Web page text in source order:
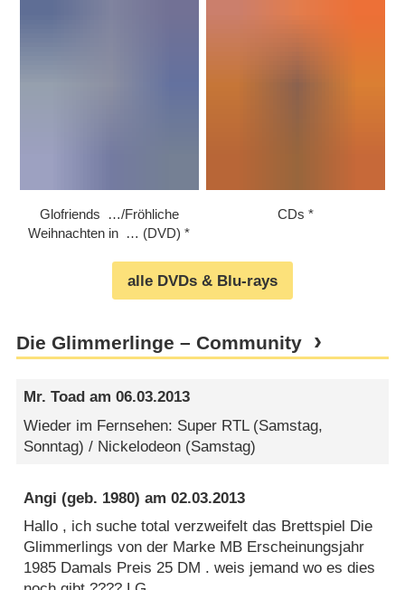
Glofriends …/​​Fröhliche
Weihnachten in … (DVD)
CDs
alle DVDs & Blu-rays
Die Glimmerlinge – Community
Mr. Toad am06.03.2013
Wieder im Fernsehen: Super RTL (Samstag,
Sonntag) / Nickelodeon (Samstag)
Angi (geb. 1980) am02.03.2013
Hallo , ich suche total verzweifelt das Brettspiel Die
Glimmerlings von der Marke MB Erscheinungsjahr
1985 Damals Preis 25 DM . weis jemand wo es dies